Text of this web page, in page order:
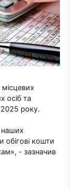
місцевих
осіб та
року.
обігові кошти
- зазначив